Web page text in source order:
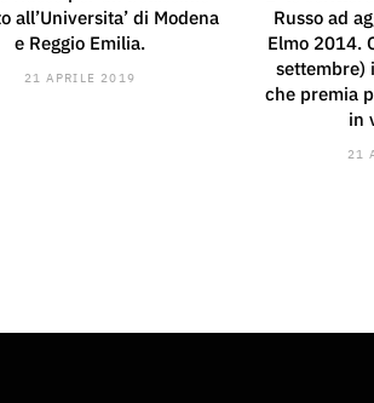
all’Universita’ di Modena
e Reggio Emilia.
21 APRILE 2019
Russo ad
Elmo 2014.
settembre)
che premia
in
21